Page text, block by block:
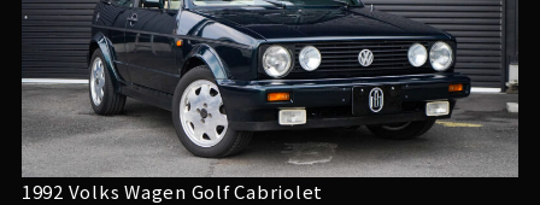
1992 Volks Wagen Golf Cabriolet